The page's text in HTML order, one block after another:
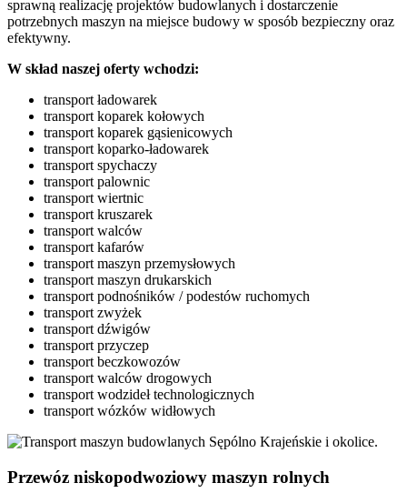
sprawną realizację projektów budowlanych i dostarczenie
potrzebnych maszyn na miejsce budowy w sposób bezpieczny oraz
efektywny.
W skład naszej oferty wchodzi:
transport ładowarek
transport koparek kołowych
transport koparek gąsienicowych
transport koparko-ładowarek
transport spychaczy
transport palownic
transport wiertnic
transport kruszarek
transport walców
transport kafarów
transport maszyn przemysłowych
transport maszyn drukarskich
transport podnośników / podestów ruchomych
transport zwyżek
transport dźwigów
transport przyczep
transport beczkowozów
transport walców drogowych
transport wodzideł technologicznych
transport wózków widłowych
Przewóz niskopodwoziowy maszyn rolnych